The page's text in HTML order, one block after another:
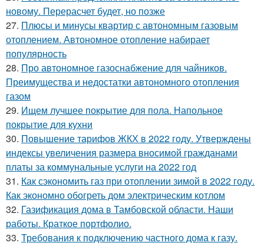
новому. Перерасчет будет, но позже
27. Плюсы и минусы квартир с автономным газовым
отоплением. Автономное отопление набирает
популярность
28. Про автономное газоснабжение для чайников.
Преимущества и недостатки автономного отопления
газом
29. Ищем лучшее покрытие для пола. Напольное
покрытие для кухни
30. Повышение тарифов ЖКХ в 2022 году. Утверждены
индексы увеличения размера вносимой гражданами
платы за коммунальные услуги на 2022 год
31. Как сэкономить газ при отоплении зимой в 2022 году.
Как экономно обогреть дом электрическим котлом
32. Газификация дома в Тамбовской области. Наши
работы. Краткое портфолио.
33. Требования к подключению частного дома к газу.